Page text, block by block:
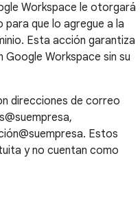
Workspace le otorgará
que lo agregue a la
Esta acción garantiza
Google Workspace sin su
direcciones de correo
Estos
y no cuentan como